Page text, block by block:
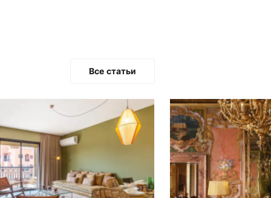
годы она занимала
Свидетельством тому –
и декора. Наработанный
подход к ценовой политике
Все статьи